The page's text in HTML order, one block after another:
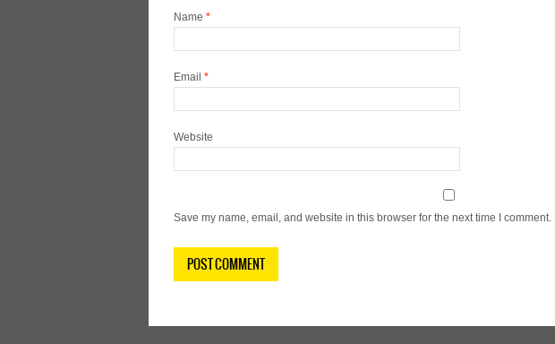
Name *
Email *
Website
Save my name, email, and website in this browser for the next time I comment.